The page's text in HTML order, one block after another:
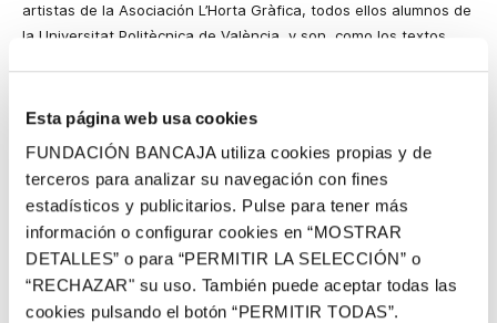
Esta página web usa cookies
FUNDACIÓN BANCAJA utiliza cookies propias y de
terceros para analizar su navegación con fines
estadísticos y publicitarios. Pulse para tener más
información o configurar cookies en “MOSTRAR
DETALLES” o para “PERMITIR LA SELECCIÓN” o
“RECHAZAR" su uso. También puede aceptar todas las
cookies pulsando el botón “PERMITIR TODAS”.
artistas de la Asociación L’Horta Gràfica, todos ellos alumnos de
la Universitat Politècnica de València, y son, como los textos,
manualmente el libro que se presenta en una caja de cartón con
se ha presentado en la Feria Internacional Arts Libris realizada
en abril de 2016 en Arts Santa Mónica en Barcelona, donde ha
sido adquirida por la Biblioteca de Catalunya.
El libro ilustrado